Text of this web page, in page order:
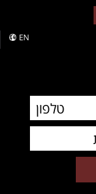
EN